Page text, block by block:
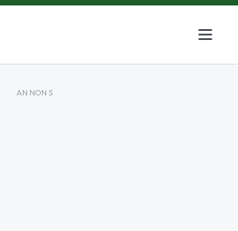
ANNONS